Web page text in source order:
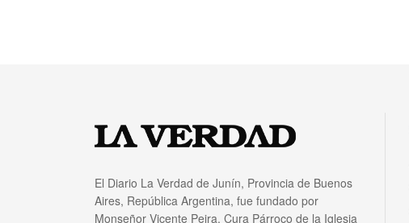
El Diario La Verdad de Junín, Provincia de Buenos
Aires, República Argentina, fue fundado por
Monseñor Vicente Peira, Cura Párroco de la Iglesia